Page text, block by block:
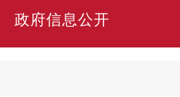
政府信息公开